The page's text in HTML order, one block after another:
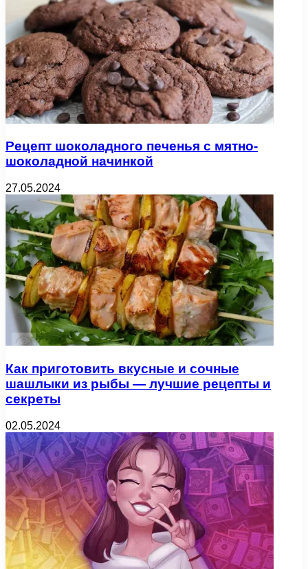
Рецепт шоколадного печенья с мятно-
шоколадной начинкой
27.05.2024
Как приготовить вкусные и сочные
шашлыки из рыбы — лучшие рецепты и
секреты
02.05.2024